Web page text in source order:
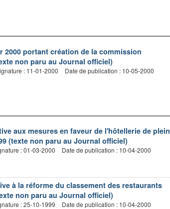
2000 portant création de la commission
non paru au Journal officiel)
: 11-01-2000 Date de publication : 10-05-2000
aux mesures en faveur de l'hôtellerie de plein
(texte non paru au Journal officiel)
: 01-03-2000 Date de publication : 10-04-2000
à la réforme du classement des restaurants
non paru au Journal officiel)
: 25-10-1999 Date de publication : 10-04-2000